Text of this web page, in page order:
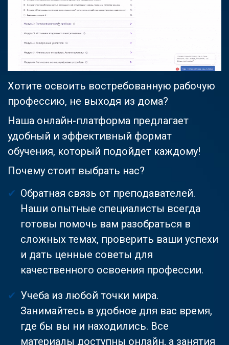
Хотите освоить востребованную рабочую
профессию, не выходя из дома?
Наша онлайн-платформа предлагает
удобный и эффективный формат
обучения, который подойдет каждому!
Почему стоит выбрать нас?
Обратная связь от преподавателей.
Наши опытные специалисты всегда
готовы помочь вам разобраться в
сложных темах, проверить ваши успехи
и дать ценные советы для
качественного освоения профессии.
Учеба из любой точки мира.
Занимайтесь в удобное для вас время,
где бы вы ни находились. Все
материалы доступны онлайн, а занятия